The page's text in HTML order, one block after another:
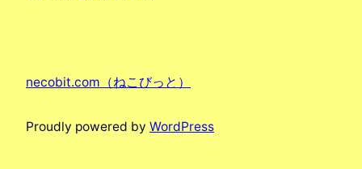
necobit.com（ねこびっと）
Proudly powered by WordPress